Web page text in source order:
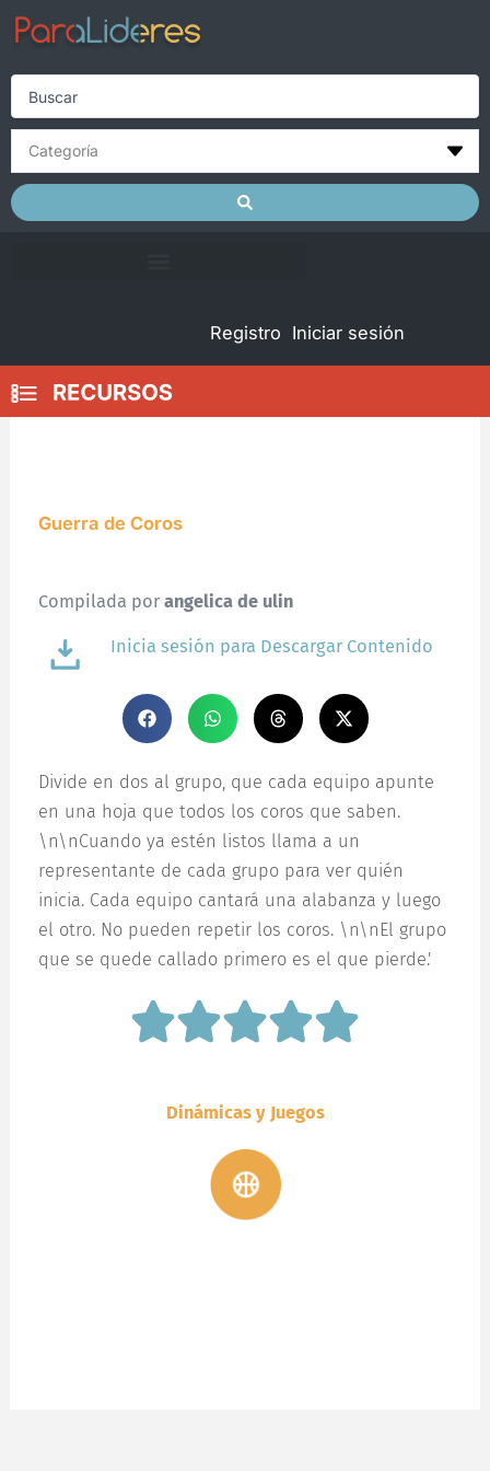
Skip
content
Search
Registro Iniciar sesión
Guerra de Coros
Compilada porangelica de ulin
Inicia sesión para Descargar Contenido
Divide en dos al grupo, que cada equipo apunte
en una hoja que todos los coros que saben.
\n\nCuando ya estén listos llama a un
representante de cada grupo para ver quién
inicia. Cada equipo cantará una alabanza y luego
el otro. No pueden repetir los coros. \n\nEl grupo
que se quede callado primero es el que pierde.'
Dinámicas y Juegos